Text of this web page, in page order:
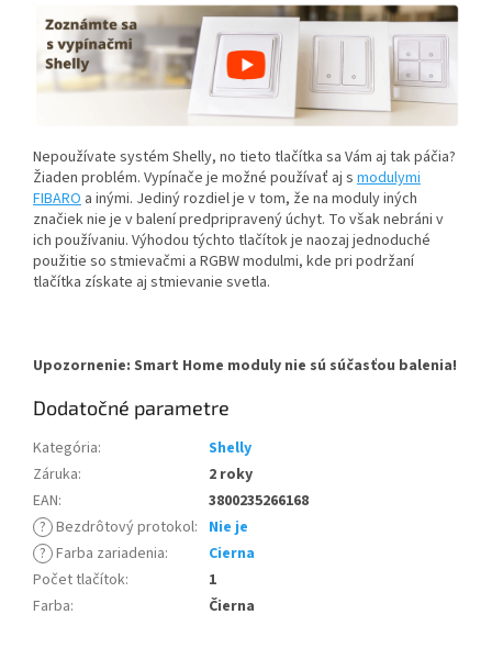
Nepoužívate systém Shelly, no tieto tlačítka sa Vám aj tak páčia?
Žiaden problém. Vypínače je možné používať aj s modulymi
FIBARO a inými. Jediný rozdiel je v tom, že na moduly iných
značiek nie je v balení predpripravený úchyt. To však nebráni v
ich používaniu. Výhodou týchto tlačítok je naozaj jednoduché
použitie so stmievačmi a RGBW modulmi, kde pri podržaní
tlačítka získate aj stmievanie svetla.
Upozornenie: Smart Home moduly nie sú súčasťou balenia!
Dodatočné parametre
Kategória:
Shelly
Záruka:
2 roky
EAN:
3800235266168
? Bezdrôtový protokol: Nie je
? Farba zariadenia:
Cierna
Počet tlačítok:
1
Farba: Čierna